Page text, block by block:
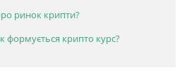
ринок крипти?
формується крипто курс?